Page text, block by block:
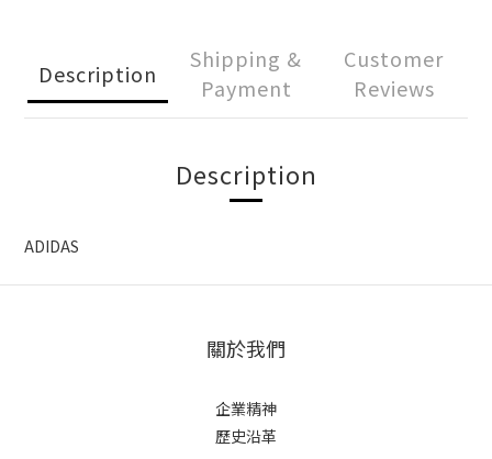
Description
Shipping &
Payment
Customer
Reviews
Description
ADIDAS
關於我們
企業精神
歷史沿革